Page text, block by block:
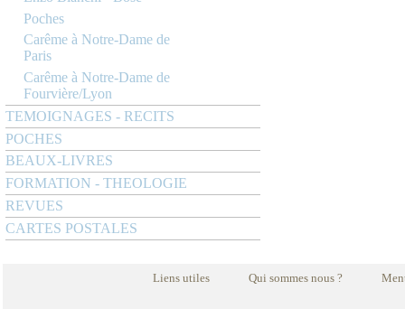
Poches
Carême à Notre-Dame de
Paris
Carême à Notre-Dame de
Fourvière/Lyon
TEMOIGNAGES - RECITS
POCHES
BEAUX-LIVRES
FORMATION - THEOLOGIE
REVUES
CARTES POSTALES
Liens utiles Qui sommes nous ?